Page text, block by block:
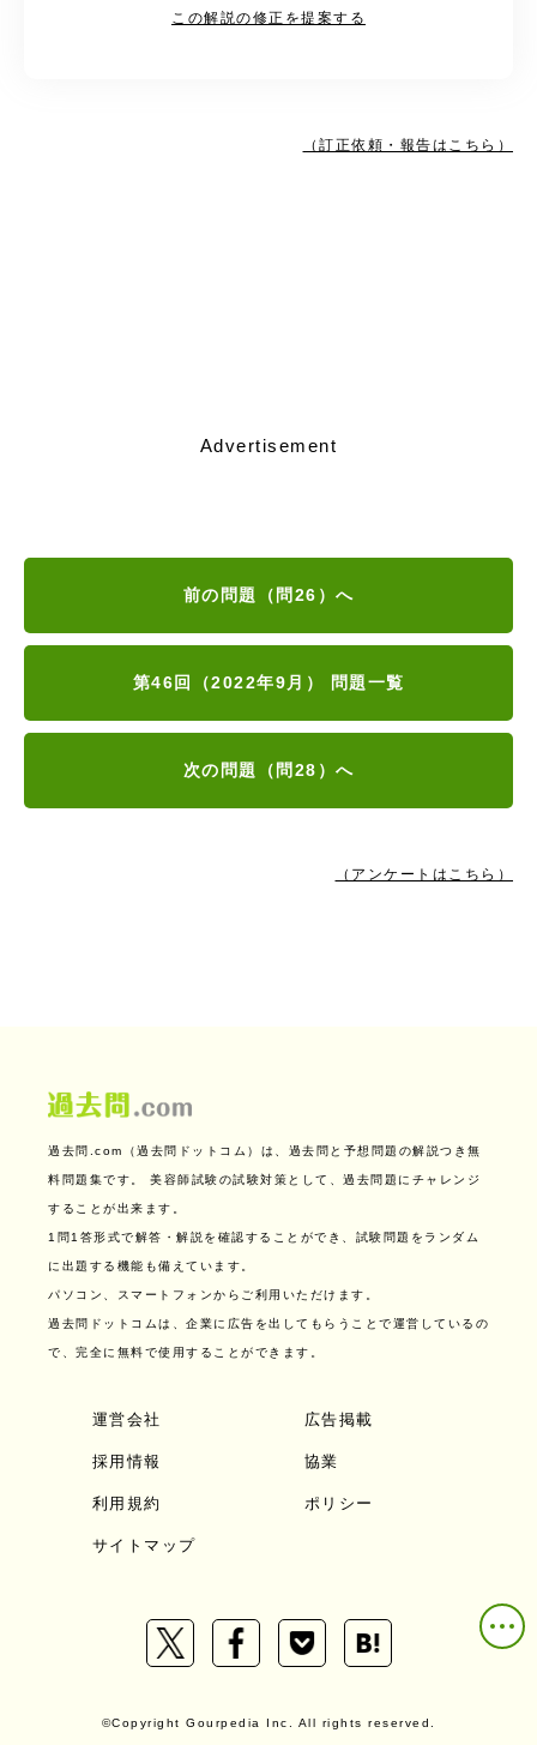
この解説の修正を提案する
（訂正依頼・報告はこちら）
Advertisement
前の問題（問26）へ
第46回（2022年9月） 問題一覧
次の問題（問28）へ
（アンケートはこちら）
過去問.com（過去問ドットコム）は、過去問と予想問題の解説つき無
料問題集です。 美容師試験の試験対策として、過去問題にチャレンジ
することが出来ます。
1問1答形式で解答・解説を確認することができ、試験問題をランダム
に出題する機能も備えています。
パソコン、スマートフォンからご利用いただけます。
過去問ドットコムは、企業に広告を出してもらうことで運営しているの
で、完全に無料で使用することができます。
運営会社 広告掲載
採用情報 協業
利用規約 ポリシー
サイトマップ
©Copyright Gourpedia Inc. All rights reserved.